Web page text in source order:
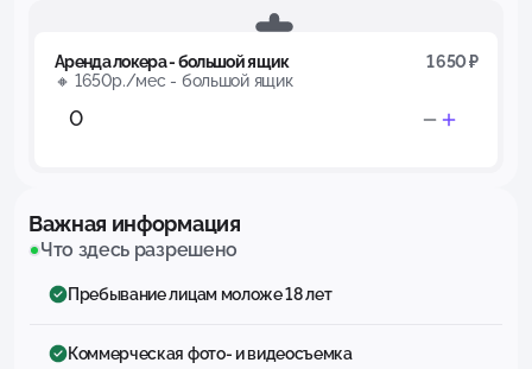
Аренда локера - большой ящик
1 650 ₽
🔸 1650р./мес - большой ящик
Важная информация
Что здесь разрешено
Пребывание лицам моложе 18 лет
Коммерческая фото- и видеосъемка